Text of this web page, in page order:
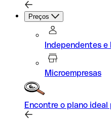
Preços
Independentes e
Microempresas
Encontre o plano ideal